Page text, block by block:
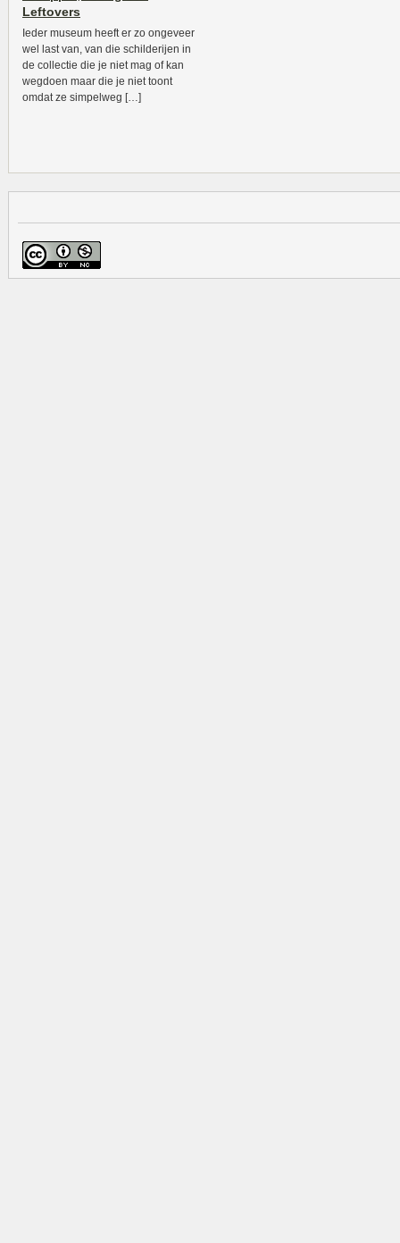
Leftovers
Ieder museum heeft er zo ongeveer
wel last van, van die schilderijen in
de collectie die je niet mag of kan
wegdoen maar die je niet toont
omdat ze simpelweg […]